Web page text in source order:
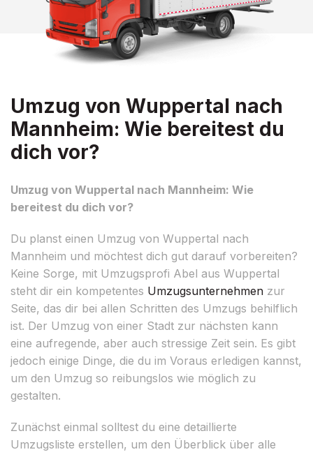
Umzug von Wuppertal nach
Mannheim: Wie bereitest du
dich vor?
Umzug von Wuppertal nach Mannheim: Wie
bereitest du dich vor?
Du planst einen Umzug von Wuppertal nach
Mannheim und möchtest dich gut darauf vorbereiten?
Keine Sorge, mit Umzugsprofi Abel aus Wuppertal
steht dir ein kompetentes Umzugsunternehmen zur
Seite, das dir bei allen Schritten des Umzugs behilflich
ist. Der Umzug von einer Stadt zur nächsten kann
eine aufregende, aber auch stressige Zeit sein. Es gibt
jedoch einige Dinge, die du im Voraus erledigen kannst,
um den Umzug so reibungslos wie möglich zu
gestalten.
Zunächst einmal solltest du eine detaillierte
Umzugsliste erstellen, um den Überblick über alle